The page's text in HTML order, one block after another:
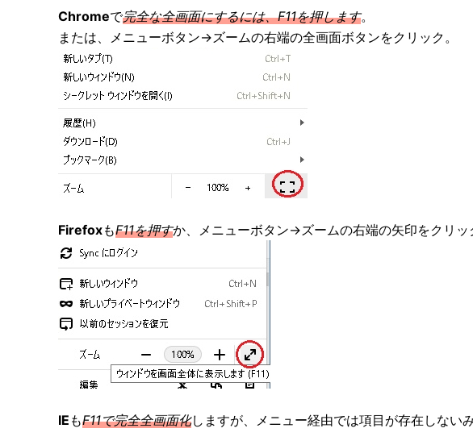
Chromeで完全な全画面にするには、F11を押します。
または、メニューボタン→ズームの右端の全画面ボタンをクリック。
FirefoxもF11を押すか、メニューボタン→ズームの右端の矢印をクリッ
IE もF11で完全全画面化しますが、メニュー経由では項目が存在しないみ